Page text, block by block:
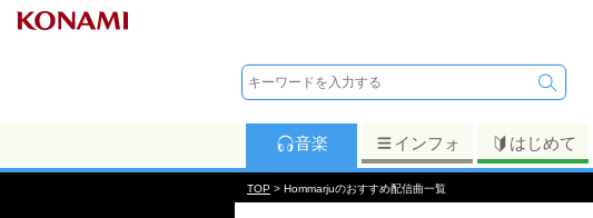
音楽 インフォ はじめて
TOP > Hommarjuのおすすめ配信曲一覧